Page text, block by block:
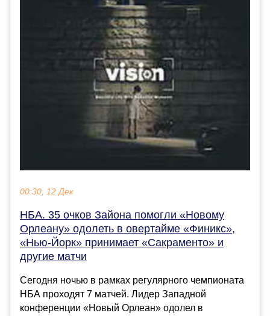
00:30, 12 Дек
НБА. 35 очков Зайона помогли «Новому
Орлеану» одолеть в овертайме «Финикс»,
«Нью-Йорк» принимает «Сакраменто» и
другие матчи
Сегодня ночью в рамках регулярного чемпионата
НБА проходят 7 матчей. Лидер Западной
конференции «Новый Орлеан» одолел в